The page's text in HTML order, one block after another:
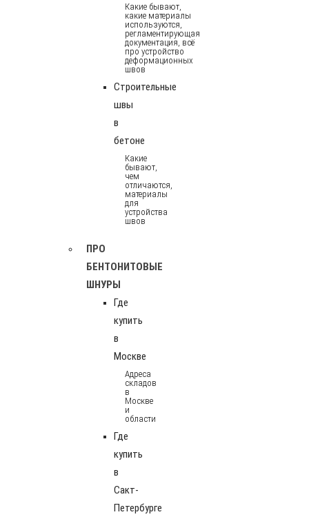
Какие бывают,
какие материалы
используются,
регламентирующая
документация, всё
про устройство
деформационных
швов
Строительные
швы
в
бетоне
Какие
бывают,
чем
отличаются,
материалы
для
устройства
швов
ПРО
БЕНТОНИТОВЫЕ
ШНУРЫ
Где
купить
в
Москве
Адреса
складов
в
Москве
и
области
Где
купить
в
Сакт-
Петербурге